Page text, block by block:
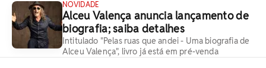
NOVIDADE
Alceu Valença anuncia lançamento de
biografia; saiba detalhes
Intitulado "Pelas ruas que andei - Uma biografia de
Alceu Valença", livro já está em pré-venda